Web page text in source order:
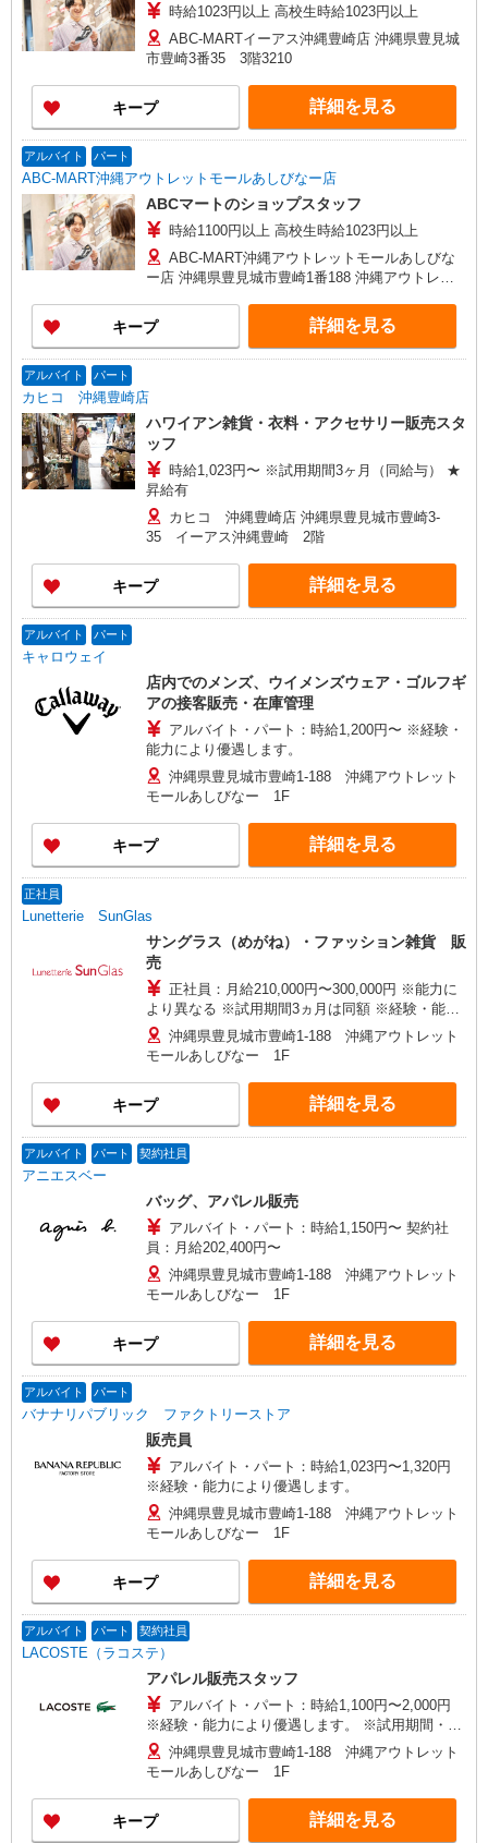
時給1023円以上 高校生時給1023円以上
ABC-MARTイーアス沖縄豊崎店 沖縄県豊見城
市豊崎3番35 3階3210
キープ 詳細を見る
アルバイト パート
ABC-MART沖縄アウトレットモールあしびなー店
ABCマートのショップスタッフ
時給1100円以上 高校生時給1023円以上
ABC-MART沖縄アウトレットモールあしびな
ー店 沖縄県豊見城市豊崎1番188 沖縄アウトレッ
キープ 詳細を見る
アルバイト パート
カヒコ 沖縄豊崎店
ハワイアン雑貨・衣料・アクセサリー販売スタ
ッフ
時給1,023円〜 ※試用期間3ヶ月（同給与） ★
昇給有
カヒコ 沖縄豊崎店 沖縄県豊見城市豊崎3-
35 イーアス沖縄豊崎 2階
キープ 詳細を見る
アルバイト パート
キャロウェイ
店内でのメンズ、ウイメンズウェア・ゴルフギ
アの接客販売・在庫管理
アルバイト・パート：時給1,200円〜 ※経験・
能力により優遇します。
沖縄県豊見城市豊崎1-188 沖縄アウトレット
モールあしびなー 1F
キープ 詳細を見る
正社員
Lunetterie SunGlas
サングラス（めがね）・ファッション雑貨 販
売
正社員：月給210,000円〜300,000円 ※能力に
より異なる ※試用期間3ヵ月は同額 ※経験・能力
により優遇します。
沖縄県豊見城市豊崎1-188 沖縄アウトレット
モールあしびなー 1F
キープ 詳細を見る
アルバイト パート 契約社員
アニエスベー
バッグ、アパレル販売
アルバイト・パート：時給1,150円〜 契約社
員：月給202,400円〜
沖縄県豊見城市豊崎1-188 沖縄アウトレット
モールあしびなー 1F
キープ 詳細を見る
アルバイト パート
バナナリパブリック ファクトリーストア
販売員
アルバイト・パート：時給1,023円〜1,320円
※経験・能力により優遇します。
沖縄県豊見城市豊崎1-188 沖縄アウトレット
モールあしびなー 1F
キープ 詳細を見る
アルバイト パート 契約社員
LACOSTE（ラコステ）
アパレル販売スタッフ
アルバイト・パート：時給1,100円〜2,000円
※経験・能力により優遇します。 ※試用期間・研
修期間：3か月 ※試用期間・研修期間の条件：本
採用と同じ 契約社員：月給210,000円〜400,000円
※経験・能力により優遇します。 ※試用期間・研
修期間：3か月 ※試用期間・研修期間の条件：本
採用と同じ
沖縄県豊見城市豊崎1-188 沖縄アウトレット
モールあしびなー 1F
キープ 詳細を見る